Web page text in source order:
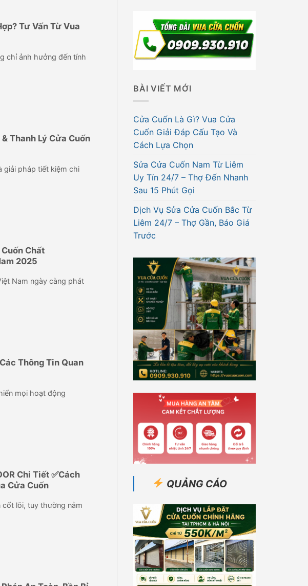
Tư Vấn Từ Vua
chỉ ảnh hưởng đến tính
Thanh Lý Cửa Cuốn
giải pháp tiết kiệm chi
Chất
2025
Nam ngày càng phát
Thông Tin Quan
mọi hoạt động
Chi Tiết ✅Cách
Cửa Cuốn
cốt lõi, tuy thường nằm
BÀI VIẾT MỚI
Cửa Cuốn Là Gì? Vua Cửa
Cuốn Giải Đáp Cấu Tạo Và
Cách Lựa Chọn
Sửa Cửa Cuốn Nam Từ Liêm
Uy Tín 24/7 – Thợ Đến Nhanh
Sau 15 Phút Gọi
Dịch Vụ Sửa Cửa Cuốn Bắc Từ
Liêm 24/7 – Thợ Gần, Báo Giá
Trước
QUẢNG CÁO